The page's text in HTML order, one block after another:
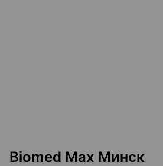
Biomed Max Минск